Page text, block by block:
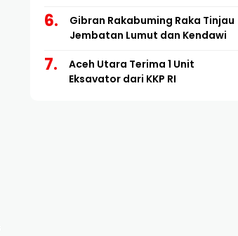
Gibran Rakabuming Raka Tinjau
Jembatan Lumut dan Kendawi
Aceh Utara Terima 1 Unit
Eksavator dari KKP RI